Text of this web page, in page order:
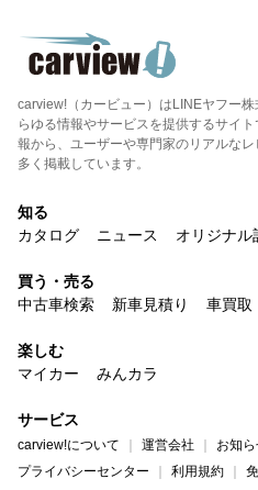
carview!（カービュー）はLINEヤフー
らゆる情報やサービスを提供するサイ
報から、ユーザーや専門家のリアルな
多く掲載しています。
知る
カタログ
ニュース オリジナル
買う・売る
中古車検索
新車見積り 車買取
楽しむ
マイカー
みんカラ
サービス
carview!について 運営会社 お知
プライバシーセンター
利用規約